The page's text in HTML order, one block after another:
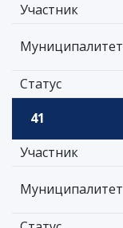
Участник
Муниципалитет
Статус
41
Участник
Муниципалитет